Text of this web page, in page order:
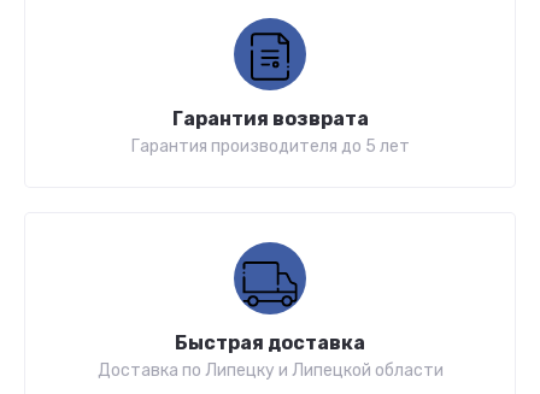
Гарантия возврата
Гарантия производителя до 5 лет
Быстрая доставка
Доставка по Липецку и Липецкой области